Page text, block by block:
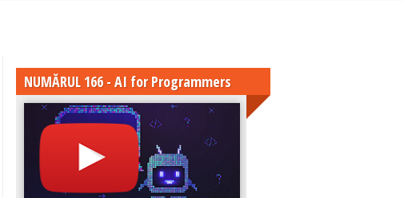
NUMĂRUL 166 - AI for Programmers